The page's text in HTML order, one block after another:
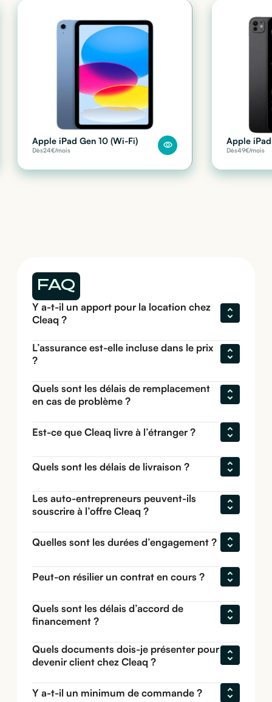
Apple iPad Gen 10 (Wi-Fi)
Dès24€/mois
Apple
Dès49€/mois
FAQ
Y a-t-il un apport pour la location chez
Cleaq ?
L’assurance est-elle incluse dans le prix
?
Quels sont les délais de remplacement
en cas de problème ?
Est-ce que Cleaq livre à l’étranger ?
Quels sont les délais de livraison ?
Les auto-entrepreneurs peuvent-ils
souscrire à l’offre Cleaq ?
Quelles sont les durées d’engagement ?
Peut-on résilier un contrat en cours ?
Quels sont les délais d’accord de
financement ?
Quels documents dois-je présenter pour
devenir client chez Cleaq ?
Y a-t-il un minimum de commande ?